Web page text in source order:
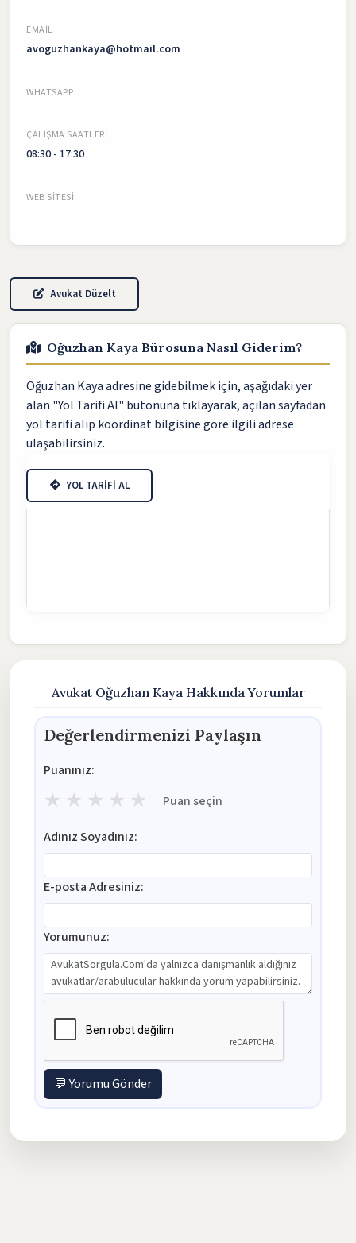
EMAIL
avoguzhankaya@hotmail.com
WHATSAPP
ÇALIŞMA SAATLERI
08:30 - 17:30
WEB SITESI
Avukat Düzelt
Oğuzhan Kaya Bürosuna Nasıl Giderim?
Oğuzhan Kaya adresine gidebilmek için, aşağıdaki yer
alan "Yol Tarifi Al" butonuna tıklayarak, açılan sayfadan
yol tarifi alıp koordinat bilgisine göre ilgili adrese
ulaşabilirsiniz.
YOL TARİFİ AL
Avukat Oğuzhan Kaya Hakkında Yorumlar
Değerlendirmenizi Paylaşın
Puanınız:
★ ★ ★ ★ ★ Puan seçin
Adınız Soyadınız:
E-posta Adresiniz:
Yorumunuz:
💬 Yorumu Gönder